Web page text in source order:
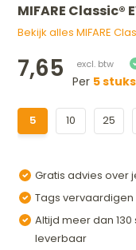
MIFARE Classic®
Bekijk alles MIFARE
7,65 Per 5 stuks
5 10 25
Gratis advies over
Tags
Altijd meer dan
leverbaar